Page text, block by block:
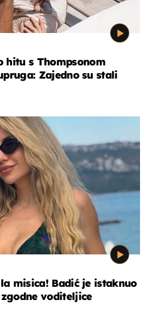
hitu s Thompsonom
Zajedno su stali
misica! Badić je istaknuo
voditeljice